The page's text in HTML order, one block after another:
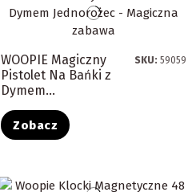
WOOPIE Magiczny
Pistolet Na Bańki z
Dymem...
SKU:59059
Zobacz